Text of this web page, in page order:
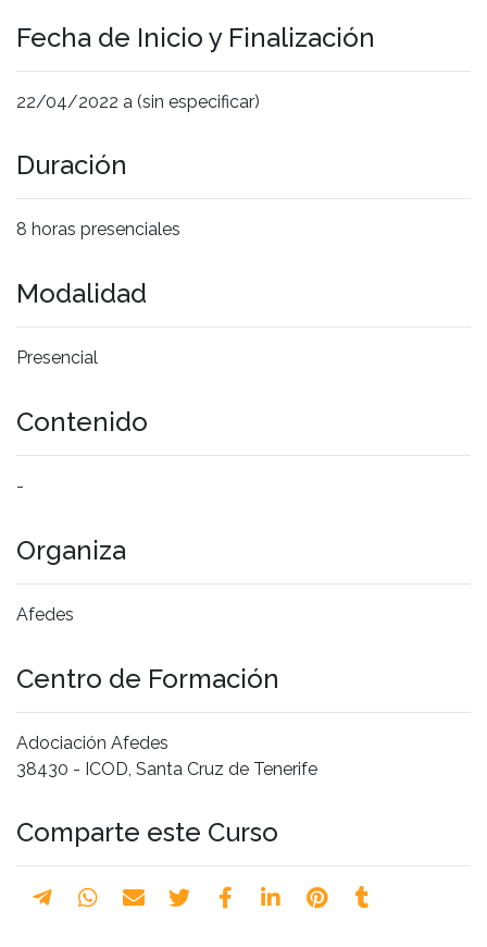
Fecha de Inicio y Finalización
22/04/2022 a (sin especificar)
Duración
8 horas presenciales
Modalidad
Presencial
Contenido
-
Organiza
Afedes
Centro de Formación
Adociación Afedes
38430 - ICOD, Santa Cruz de Tenerife
Comparte este Curso